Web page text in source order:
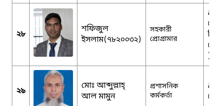
২৮
শফিজুল
ইসলাম(৭৮২০০৩২)
সহকারী
প্রোগ্রামার
)
২৯
মোঃ আব্দুল্লাহ্
আল মামুন
প্রশাসনিক
কর্মকর্তা